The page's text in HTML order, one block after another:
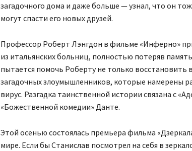
загадочного дома и даже больше — узнал, что он
могут спасти его новых друзей.
Профессор Роберт Лэнгдон в фильме «Инферно»
из итальянских больниц, полностью потеряв
пытается помочь Роберту не только восстановить
загадочных злоумышленников, которые намерены
вирус. Разгадка таинственной истории связана с
«Божественной комедии» Данте.
Этой осенью состоялась премьера фильма
мире. Если бы Станислав посмотрел на себя в